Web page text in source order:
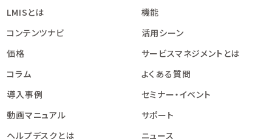
LMISとは
コンテンツナビ
価格
コラム
機能
活用シーン
サービスマネジメントとは
よくある質問
導入事例
動画マニュアル
ヘルプデスクとは
セミナー・イベント
サポート
ニュース